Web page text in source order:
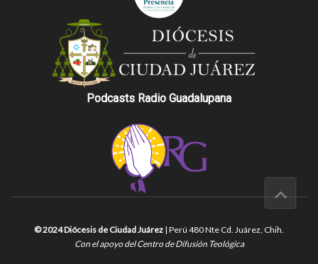
Podcasts Radio Guadalupana
© 2024 Diócesis de Ciudad Juárez | Perú 480 Nte Cd. Juárez, Chih.
Con el apoyo del Centro de Difusión Teológica